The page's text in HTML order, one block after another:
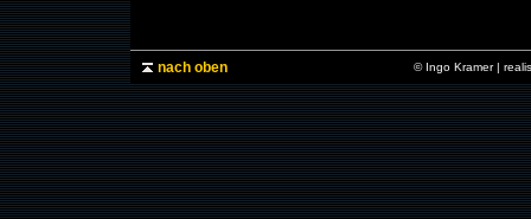
nach oben © Ingo Kramer |